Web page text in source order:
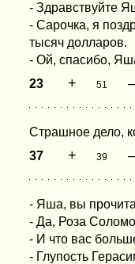
- Здравствуйте
- Сарочка, я
тысяч долларов.
- Ой, спасибо,
23
+ 51 –
Страшное дело,
37
+ 39 –
- Яша, вы
- Да, Роза
- И что вас
- Глупость